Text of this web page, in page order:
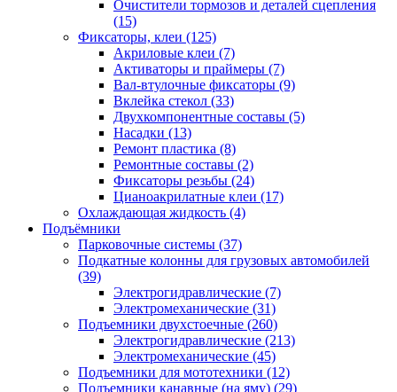
Очистители тормозов и деталей сцепления
(15)
Фиксаторы, клеи (125)
Акриловые клеи (7)
Активаторы и праймеры (7)
Вал-втулочные фиксаторы (9)
Вклейка стекол (33)
Двухкомпонентные составы (5)
Насадки (13)
Ремонт пластика (8)
Ремонтные составы (2)
Фиксаторы резьбы (24)
Цианоакрилатные клеи (17)
Охлаждающая жидкость (4)
Подъёмники
Парковочные системы (37)
Подкатные колонны для грузовых автомобилей
(39)
Электрогидравлические (7)
Электромеханические (31)
Подъемники двухстоечные (260)
Электрогидравлические (213)
Электромеханические (45)
Подъемники для мототехники (12)
Подъемники канавные (на яму) (29)